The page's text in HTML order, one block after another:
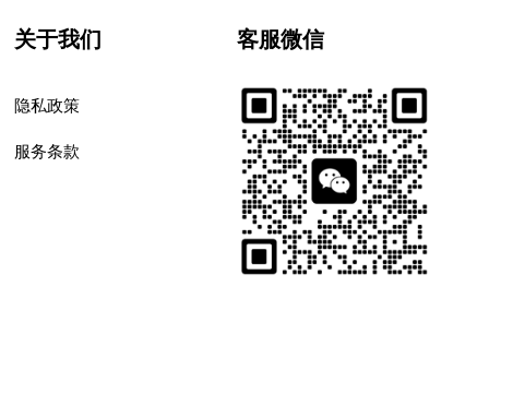
关于我们
隐私政策
服务条款
客服微信